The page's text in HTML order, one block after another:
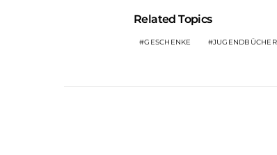
Related Topics
GESCHENKE JUGENDBÜCHER